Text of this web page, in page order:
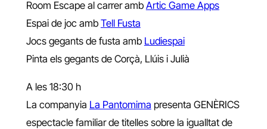
Room Escape al carrer amb Artic Game Apps
Espai de joc amb Tell Fusta
Jocs gegants de fusta amb Ludiespai
Pinta els gegants de Corçà, Llúis i Julià
A les 18:30 h
La companyia La Pantomima presenta GENÈRICS
espectacle familiar de titelles sobre la igualltat de